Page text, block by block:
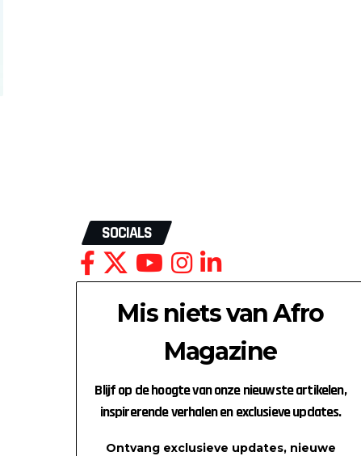
SOCIALS
Mis niets van Afro
Magazine
Blijf op de hoogte van onze nieuwste artikelen,
inspirerende verhalen en exclusieve updates.
Ontvang exclusieve updates, nieuwe